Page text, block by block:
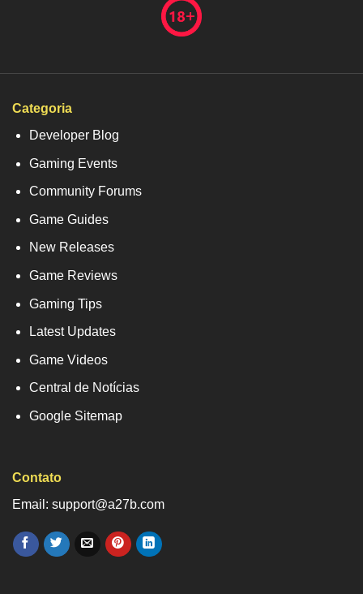
Categoria
Developer Blog
Gaming Events
Community Forums
Game Guides
New Releases
Game Reviews
Gaming Tips
Latest Updates
Game Videos
Central de Notícias
Google Sitemap
Contato
Email: support@a27b.com